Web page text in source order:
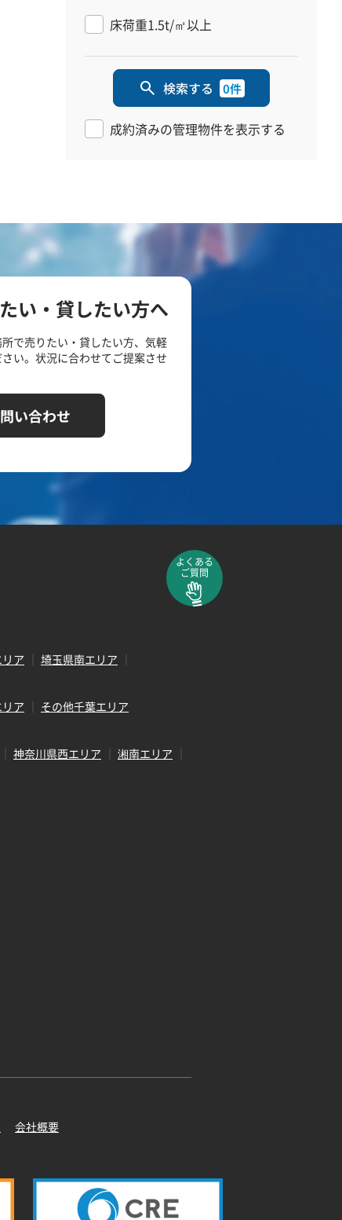
床荷重1.5t/㎡以上
検索する 0件
成約済みの管理物件を表示する
い・貸したい方へ
で売りたい・貸したい方、気軽
い。状況に合わせてご提案させ
い合わせ
よくある
ご質問
ア
埼玉県南エリア
ア
その他千葉エリア
神奈川県西エリア
湘南エリア
会社概要